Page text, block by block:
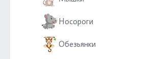
Носороги
Обезьянки